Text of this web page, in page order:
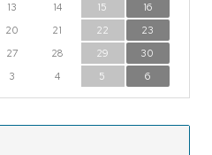
13 14 15
16
20 21 22
23
27 28 29
30
3 4 5 6